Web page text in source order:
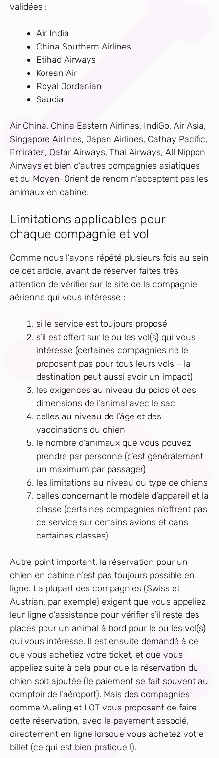
validées :
Air India
China Southern Airlines
Etihad Airways
Korean Air
Royal Jordanian
Saudia
Air China, China Eastern Airlines, IndiGo, Air Asia,
Singapore Airlines, Japan Airlines, Cathay Pacific,
Emirates, Qatar Airways, Thai Airways, All Nippon
Airways et bien d’autres compagnies asiatiques
et du Moyen-Orient de renom n’acceptent pas les
animaux en cabine.
Limitations applicables pour
chaque compagnie et vol
Comme nous l’avons répété plusieurs fois au sein
de cet article, avant de réserver faites très
attention de vérifier sur le site de la compagnie
aérienne qui vous intéresse :
si le service est toujours proposé
s’il est offert sur le ou les vol(s) qui vous
intéresse (certaines compagnies ne le
proposent pas pour tous leurs vols – la
destination peut aussi avoir un impact)
les exigences au niveau du poids et des
dimensions de l’animal avec le sac
celles au niveau de l’âge et des
vaccinations du chien
le nombre d’animaux que vous pouvez
prendre par personne (c’est généralement
un maximum par passager)
les limitations au niveau du type de chiens
celles concernant le modèle d’appareil et la
classe (certaines compagnies n’offrent pas
ce service sur certains avions et dans
certaines classes).
Autre point important, la réservation pour un
chien en cabine n’est pas toujours possible en
ligne. La plupart des compagnies (Swiss et
Austrian, par exemple) exigent que vous appeliez
leur ligne d’assistance pour vérifier s’il reste des
places pour un animal à bord pour le ou les vol(s)
qui vous intéresse. Il est ensuite demandé à ce
que vous achetiez votre ticket, et que vous
appeliez suite à cela pour que la réservation du
chien soit ajoutée (le paiement se fait souvent au
comptoir de l’aéroport). Mais des compagnies
comme Vueling et LOT vous proposent de faire
cette réservation, avec le payement associé,
directement en ligne lorsque vous achetez votre
billet (ce qui est bien pratique !).